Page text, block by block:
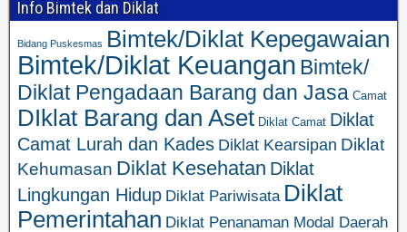
Info Bimtek dan Diklat
Bidang Puskesmas Bimtek/Diklat Kepegawaian
Bimtek/Diklat Keuangan Bimtek/
Diklat Pengadaan Barang dan Jasa Camat
DIklat Barang dan Aset Diklat Camat Diklat
Camat Lurah dan Kades Diklat Kearsipan Diklat
Kehumasan Diklat Kesehatan Diklat
Lingkungan Hidup Diklat Pariwisata Diklat
Pemerintahan Diklat Penanaman Modal Daerah